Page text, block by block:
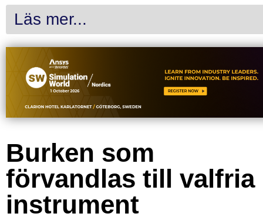
Läs mer...
Burken som
förvandlas till valfria
instrument